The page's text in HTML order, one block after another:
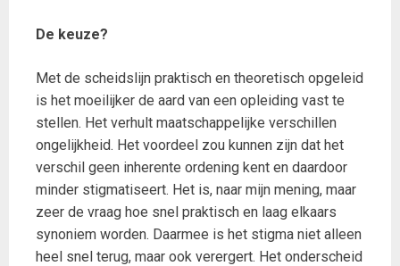
De keuze?
Met de scheidslijn praktisch en theoretisch opgeleid
is het moeilijker de aard van een opleiding vast te
stellen. Het verhult maatschappelijke verschillen
ongelijkheid. Het voordeel zou kunnen zijn dat het
verschil geen inherente ordening kent en daardoor
minder stigmatiseert. Het is, naar mijn mening, maar
zeer de vraag hoe snel praktisch en laag elkaars
synoniem worden. Daarmee is het stigma niet alleen
heel snel terug, maar ook verergert. Het onderscheid